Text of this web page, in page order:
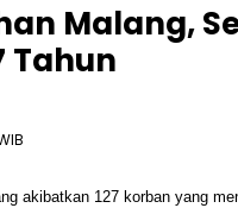
Malang,
Tahun